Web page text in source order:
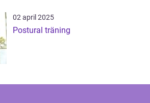
02 april 2025
Postural träning